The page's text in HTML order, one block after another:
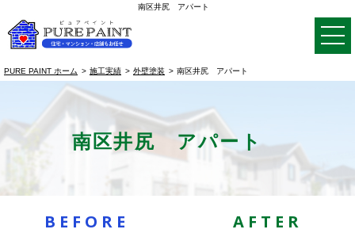
南区井尻 アパート
PURE PAINT ホーム 施工実績 外壁塗装 南区井尻 アパート
南区井尻 アパート
BEFORE AFTER